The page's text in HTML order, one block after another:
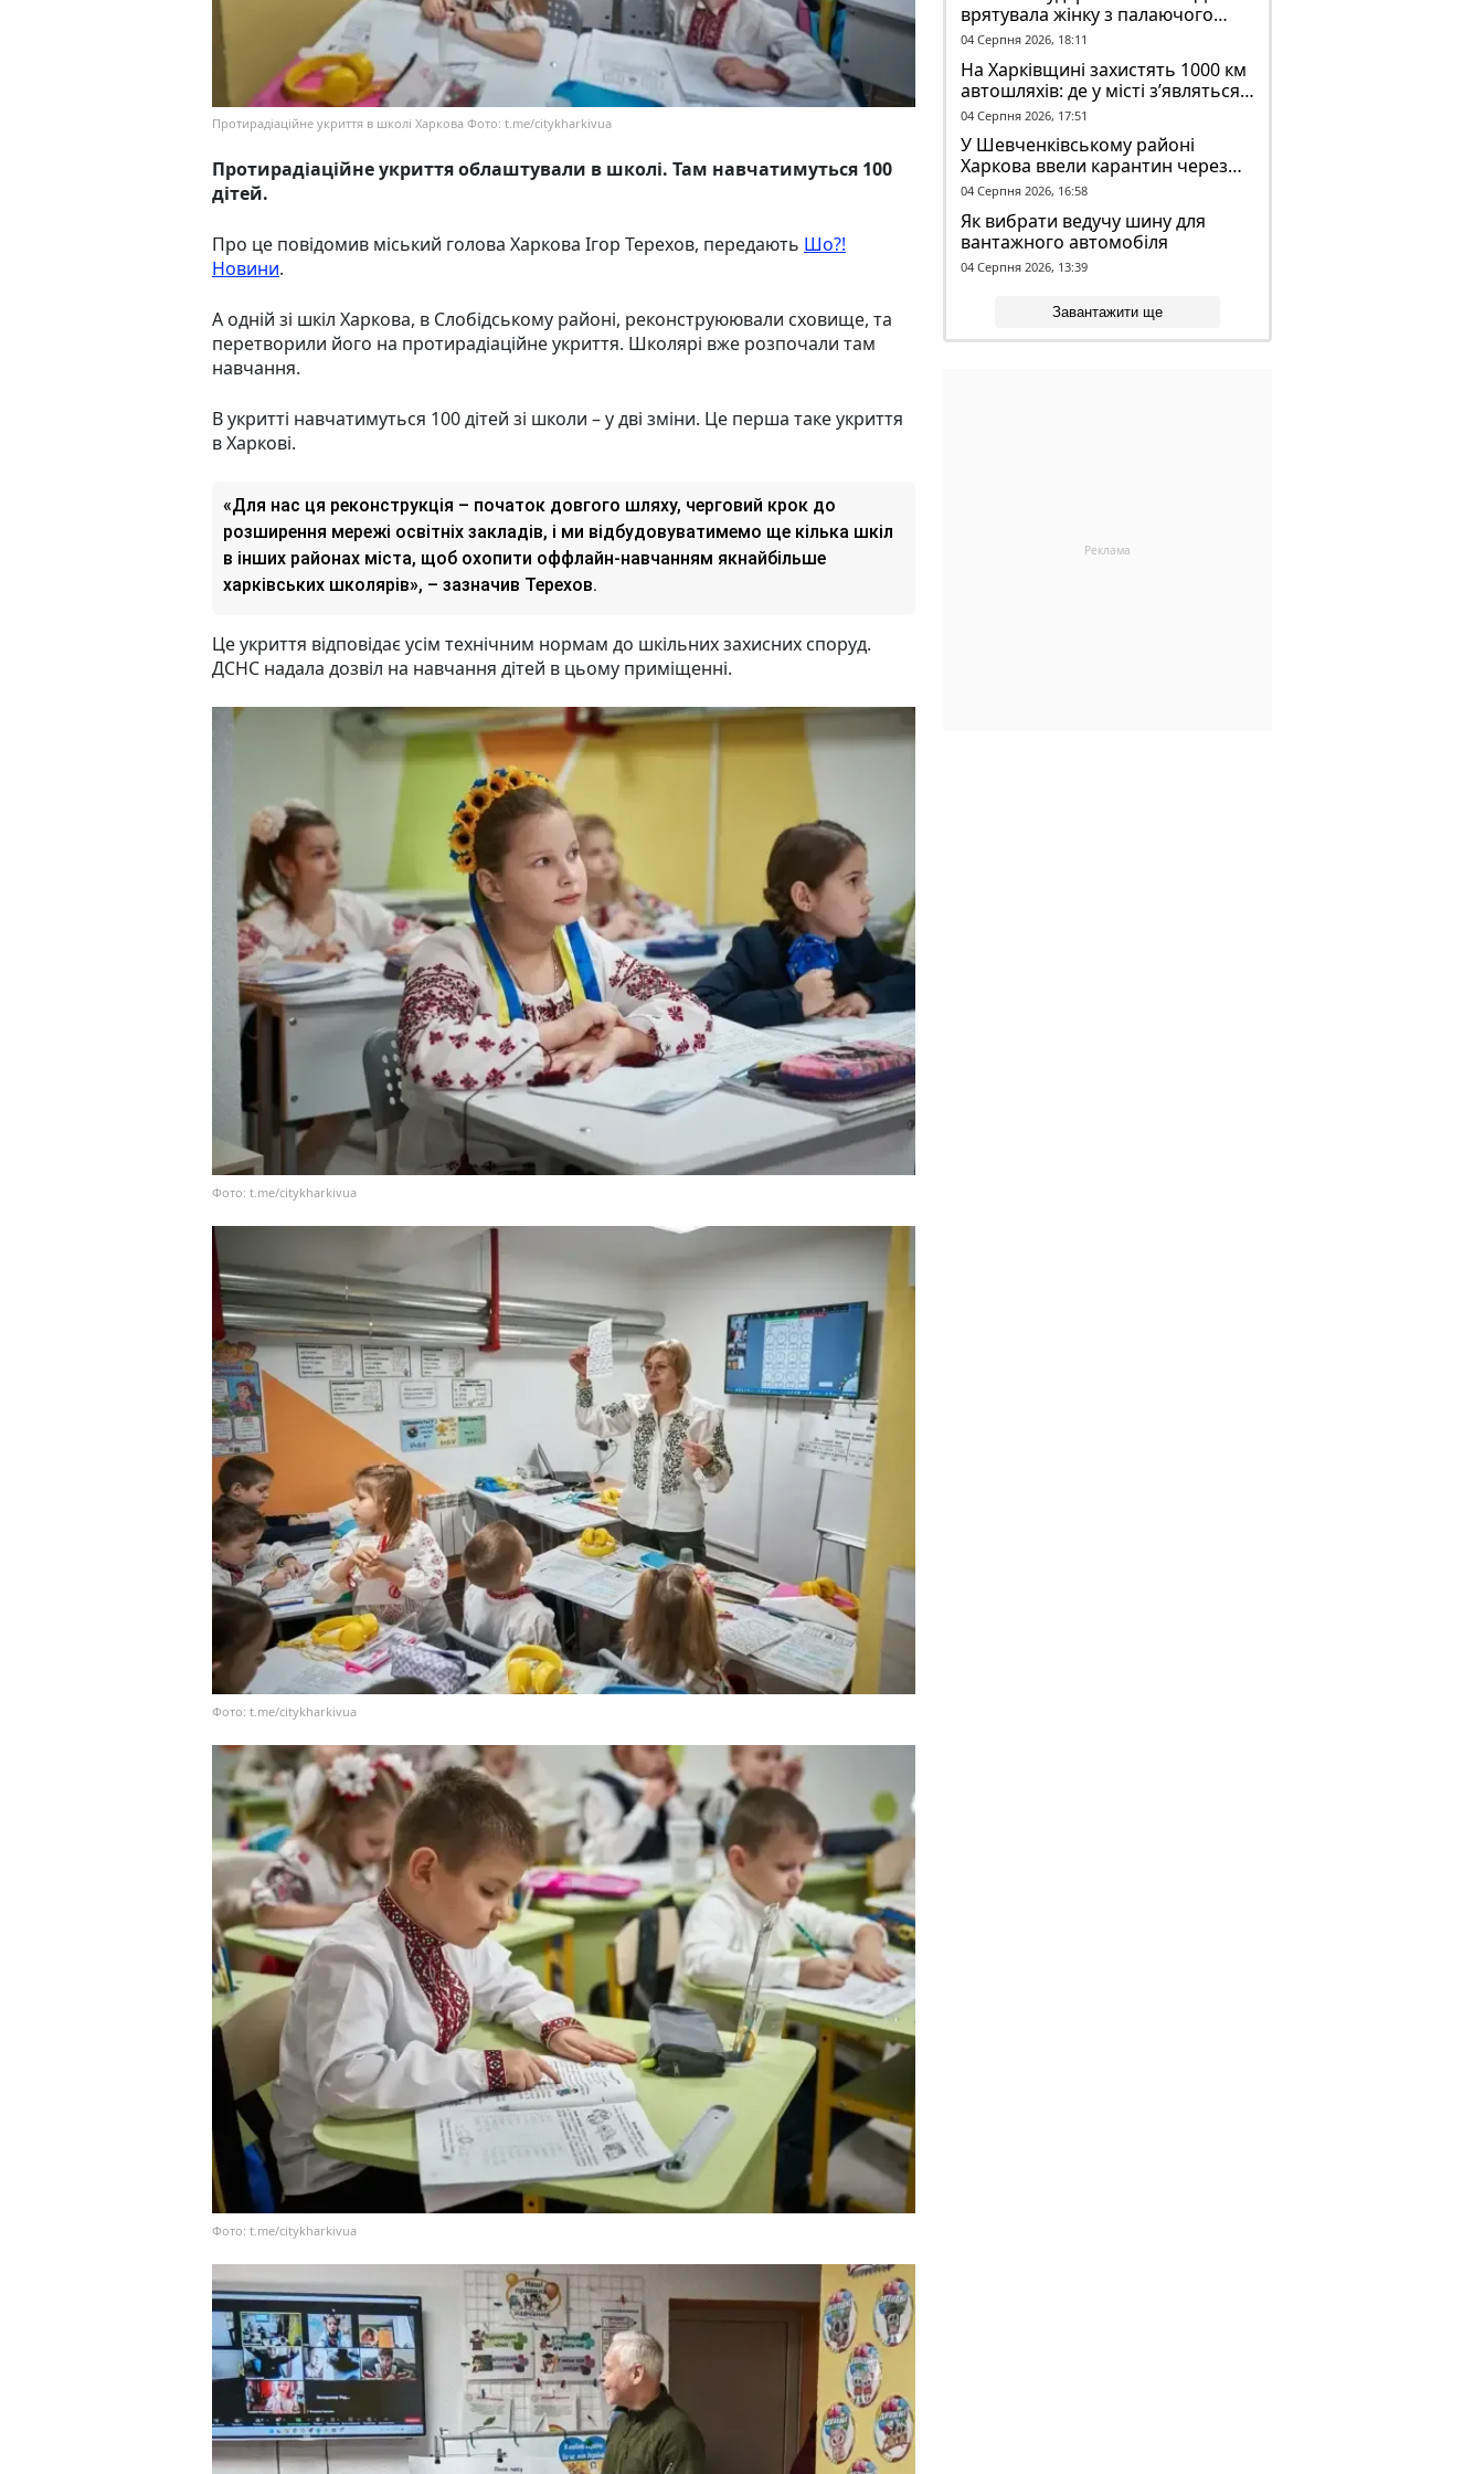
Протирадіаційне укриття в школі Харкова Фото: t.me/citykharkivua
Протирадіаційне укриття облаштували в школі. Там навчатимуться 100
дітей.
Про це повідомив міський голова Харкова Ігор Терехов, передають Шо?!
Новини.
А одній зі шкіл Харкова, в Слобідському районі, реконструюювали сховище, та
перетворили його на протирадіаційне укриття. Школярі вже розпочали там
навчання.
В укритті навчатимуться 100 дітей зі школи – у дві зміни. Це перша таке укриття
в Харкові.
«Для нас ця реконструкція – початок довгого шляху, черговий крок до
розширення мережі освітніх закладів, і ми відбудовуватимемо ще кілька шкіл
в інших районах міста, щоб охопити оффлайн-навчанням якнайбільше
харківських школярів», – зазначив Терехов.
Це укриття відповідає усім технічним нормам до шкільних захисних споруд.
ДСНС надала дозвіл на навчання дітей в цьому приміщенні.
Фото: t.me/citykharkivua
Фото: t.me/citykharkivua
Фото: t.me/citykharkivua
врятувала жінку з палаючого
будинку
04 Серпня 2026, 18:11
На Харківщині захистять 1000 км
автошляхів: де у місті з’являться
антидронові сітки
04 Серпня 2026, 17:51
У Шевченківському районі
Харкова ввели карантин через
скаженого кажана
04 Серпня 2026, 16:58
Як вибрати ведучу шину для
вантажного автомобіля
04 Серпня 2026, 13:39
Завантажити ще